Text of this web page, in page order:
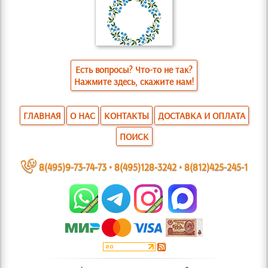
Есть вопросы? Что-то не так?
Нажмите здесь, скажите нам!
ГЛАВНАЯ О НАС КОНТАКТЫ
ДОСТАВКА И ОПЛАТА
ПОИСК
~ 8(495)9-73-74-73•8(495)128-3242•8(812)425-245-1